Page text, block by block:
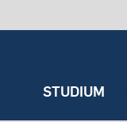
STUDIUM